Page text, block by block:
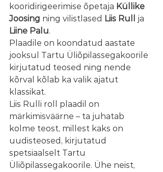
kooridirigeerimise õpetaja Küllike
Joosing ning vilistlased Liis Rull
ja
Liine Palu.
Plaadile on koondatud aastate
jooksul Tartu Üliõpilassegakoorile
kirjutatud teosed ning nende
kõrval kõlab ka valik ajatut
klassikat.
Liis Rulli roll plaadil on
märkimisväärne – ta juhatab
kolme teost, millest kaks on
uudisteosed, kirjutatud
spetsiaalselt Tartu
Üliõpilassegakoorile. Ühe neist,